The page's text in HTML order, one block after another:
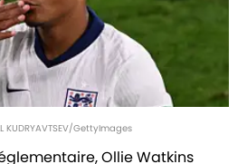
KUDRYAVTSEV/GettyImages
Ollie Watkins